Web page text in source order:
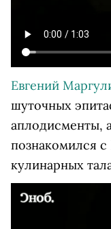
Евгений
шуточных
аплодисменты,
познакомился
кулинарных